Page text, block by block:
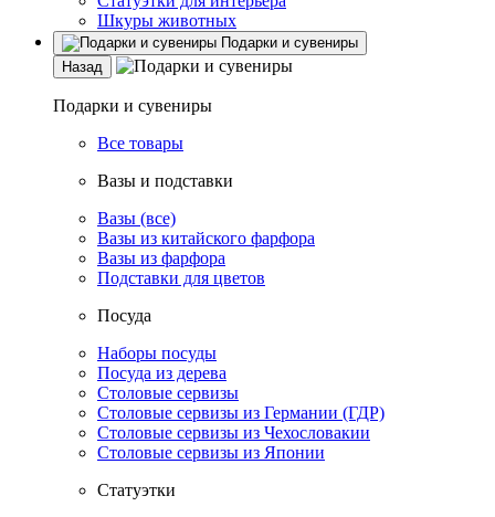
Шкуры животных
Подарки и сувениры
Назад
Подарки и сувениры
Все товары
Вазы и подставки
Вазы (все)
Вазы из китайского фарфора
Вазы из фарфора
Подставки для цветов
Посуда
Наборы посуды
Посуда из дерева
Столовые сервизы
Столовые сервизы из Германии (ГДР)
Столовые сервизы из Чехословакии
Столовые сервизы из Японии
Статуэтки